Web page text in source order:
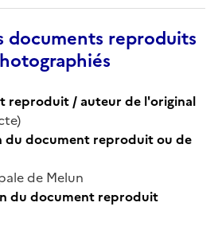
documents reproduits
reproduit / auteur de l'original
du document reproduit ou de
de Melun
du document reproduit